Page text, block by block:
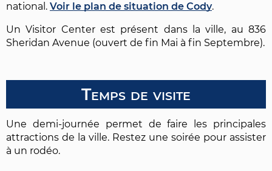
national. Voir le plan de situation de Cody.
Un Visitor Center est présent dans la ville, au 836
Sheridan Avenue (ouvert de fin Mai à fin Septembre).
Temps de visite
Une demi-journée permet de faire les principales
attractions de la ville. Restez une soirée pour assister
à un rodéo.